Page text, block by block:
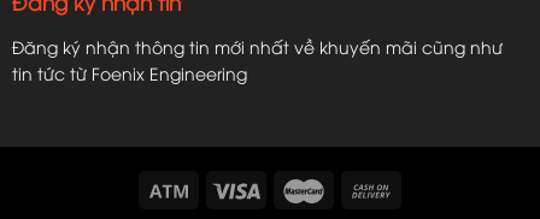
Đăng ký nhận thông tin mới nhất về khuyến mãi cũng như
tin tức từ Foenix Engineering